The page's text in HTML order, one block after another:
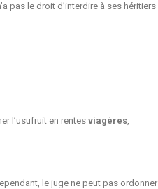
pas le droit d’interdire à ses héritiers
l’usufruit en rentes viagères,
le juge ne peut pas ordonner